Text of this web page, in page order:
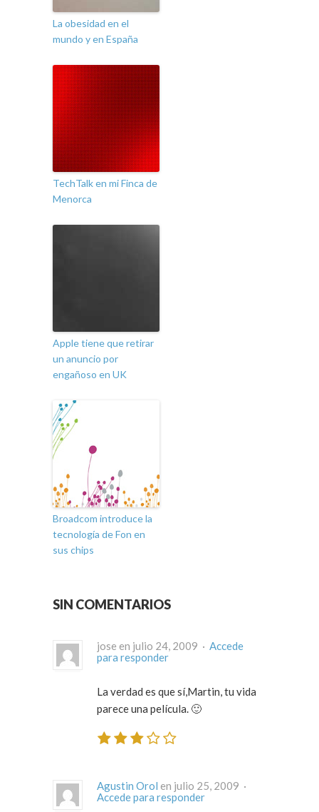
La obesidad en el
mundo y en España
TechTalk en mi Finca de
Menorca
Apple tiene que retirar
un anuncio por
engañoso en UK
Broadcom introduce la
tecnología de Fon en
sus chips
SIN COMENTARIOS
jose en julio 24, 2009 · Accede
para responder
La verdad es que sí,Martin, tu vida
parece una película. 🙂
Agustin Orol
en julio 25, 2009 ·
Accede para responder